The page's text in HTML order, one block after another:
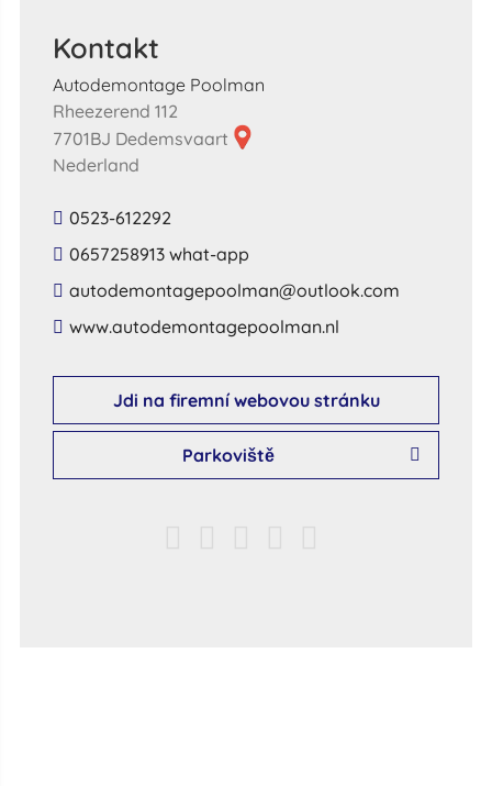
Kontakt
Autodemontage Poolman
Rheezerend 112
7701BJ Dedemsvaart
Nederland
0523-612292
0657258913 what-app
​autodemontagepoolman​@​outlook​.​com​
​www​.​autodemontagepoolman​.​nl​
Jdi na firemní webovou stránku
Parkoviště